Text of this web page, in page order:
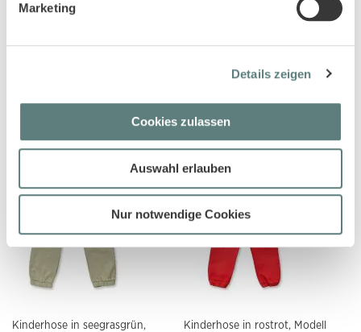
Marketing
Details zeigen
Cookies zulassen
Auswahl erlauben
Nur notwendige Cookies
Modell PAK
16,95 €
Kinderhose in seegrasgrün,
Kinderhose in rostrot, Modell